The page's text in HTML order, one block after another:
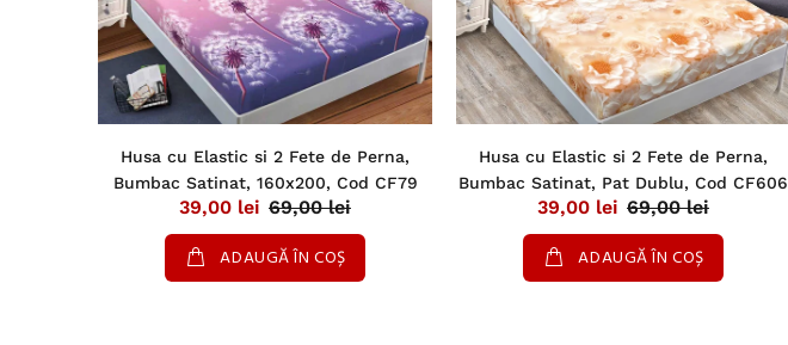
Husa cu Elastic si 2 Fete de Perna,
Bumbac Satinat, 160x200, Cod CF79
39,00 lei 69,00 lei
ADAUGĂ ÎN COȘ
Husa cu Elastic si 2 Fete de Perna,
Bumbac Satinat, Pat Dublu, Cod CF606
39,00 lei 69,00 lei
ADAUGĂ ÎN COȘ